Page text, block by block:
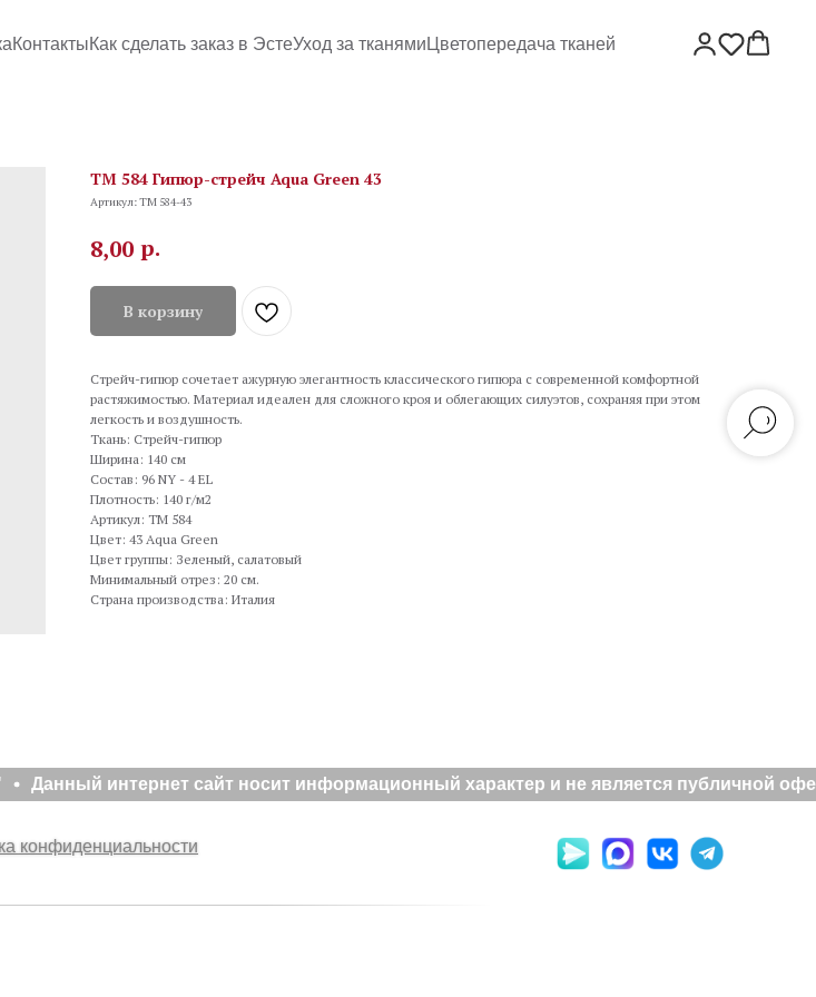
КонтактыКак сделать заказ в ЭстеУход за тканями Цветопередача тканей
TM 584 Гипюр-стрейч Aqua Green 43
Артикул:TM 584-43
8,00 р.
В корзину
Стрейч-гипюр сочетает ажурную элегантность классического гипюра с современной комфортной
растяжимостью. Материал идеален для сложного кроя и облегающих силуэтов, сохраняя при этом
легкость и воздушность.
Ткань: Стрейч-гипюр
Ширина: 140 см
Состав: 96 NY - 4 EL
Плотность: 140 г/м2
Артикул: TM 584
Цвет: 43 Aqua Green
Цвет группы: Зеленый, салатовый
Минимальный отрез: 20 см.
Страна производства: Италия
Данный интернет сайт носит информационный характер и не является публичной
конфиденциальности